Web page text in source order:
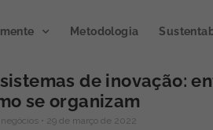
Metodologia
de inovação:
se organizam
29 de março de 2022
Publicação de